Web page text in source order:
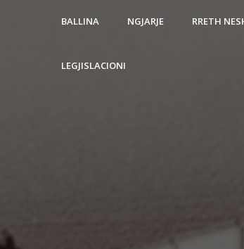
BALLINA NGJARJE RRETH
LEGJISLACIONI